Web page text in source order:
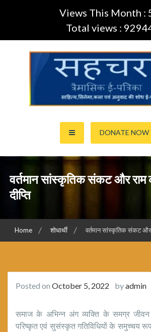
Views This Month :
Total views :
सहचर ई-पत्रिका…
2873)
DONATE NOW
वर्तमान सांस्कृतिक संकट और राम
दीप्ति
Home शोधार्थी वर्तमान सांस्कृतिक संकट और
Posted on October 5, 2022 byadmin
समाज के अभिन्न अंग व्यक्ति के समग्र
परिष्कृत एवं सुसंस्कृत गतिविधियों के समुच्चय